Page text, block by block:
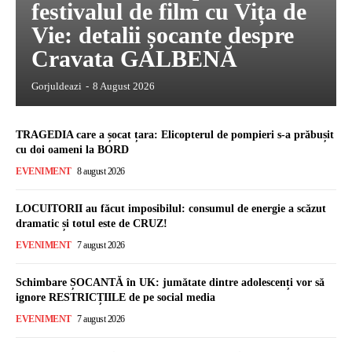
festivalul de film cu Vița de
Vie: detalii șocante despre
Cravata GALBENĂ
Gorjuldeazi - 8 August 2026
TRAGEDIA care a șocat țara: Elicopterul de pompieri s-a prăbușit
cu doi oameni la BORD
EVENIMENT 8 august 2026
LOCUITORII au făcut imposibilul: consumul de energie a scăzut
dramatic și totul este de CRUZ!
EVENIMENT 7 august 2026
Schimbare ȘOCANTĂ în UK: jumătate dintre adolescenți vor să
ignore RESTRICȚIILE de pe social media
EVENIMENT 7 august 2026